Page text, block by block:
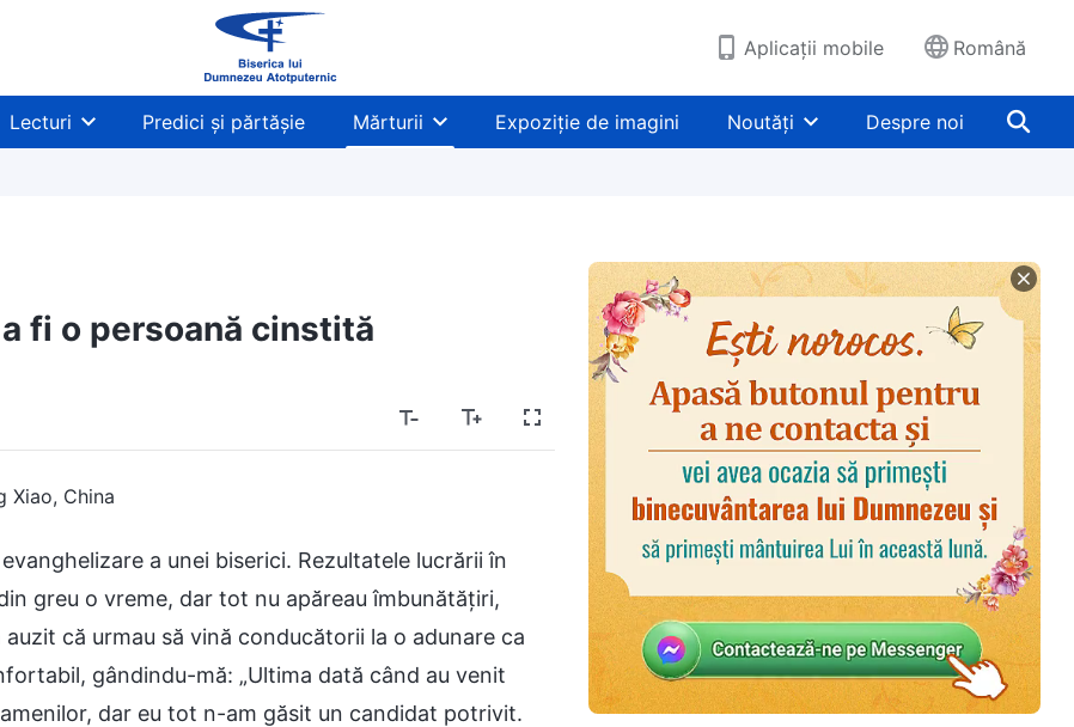
Aplicații mobile Română
Lecturi Predici și părtășie Mărturii Expoziție de imagini Noutăți Despre noi
fi o persoană cinstită
Xiao, China
a unei biserici. Rezultatele lucrării în
greu o vreme, dar tot nu apăreau îmbunătățiri,
că urmau să vină conducătorii la o adunare ca
gândindu-mă: „Ultima dată când au venit
dar eu tot n-am găsit un candidat potrivit.